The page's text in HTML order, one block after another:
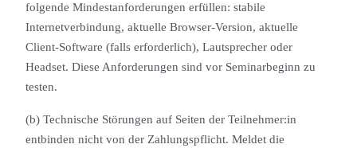
folgende Mindest­anforderung­en erfüllen: stabile
Internetverbindung, aktuelle Browser-Version, aktuelle
Client-Software (falls erforderlich), Lautsprecher oder
Headset. Diese Anforderung­en sind vor Seminarbeginn zu
testen.
(b) Technische Störungen auf Seiten der Teilnehmer:in
entbinden nicht von der Zahlungs­pflicht. Meldet die